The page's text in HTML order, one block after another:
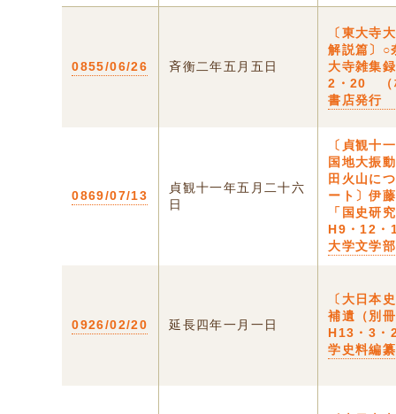
0855/06/26 斉衡二年五月五日
〔東大寺
解説篇〕○
大寺雑集
2・20 （
書店発行
0869/07/13
貞観十一年五月二十六
日
〔貞観十
国地大振
田火山に
ート〕伊
「国史研
H9・12
大学文学
0926/02/20 延長四年一月一日
〔大日本
補遺（別
H13・3・
学史料編